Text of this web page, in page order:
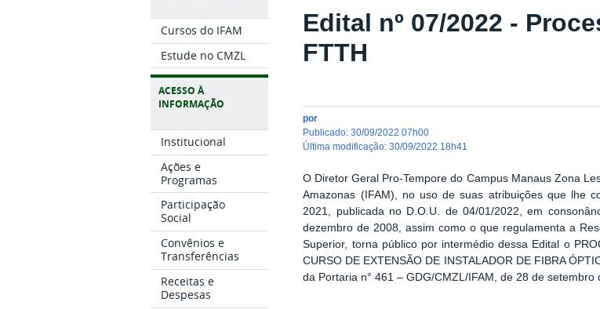
Cursos do IFAM
Estude no CMZL
ACESSO À
INFORMAÇÃO
Institucional
Ações e
Programas
Participação
Social
Convênios e
Transferências
Receitas e
Despesas
Edital nº 07/2022 -
FTTH
por
publicado:30/09/2022 07h00
última modificação:30/09/2022 18h41
O Diretor Geral Pro-Tempore do Campus Manaus Zona
Amazonas (IFAM), no uso de suas atribuições que lhe
2021, publicada no D.O.U. de 04/01/2022, em
dezembro de 2008, assim como o que regulamenta a
Superior, torna público por intermédio dessa Edital o
CURSO DE EXTENSÃO DE
INSTALADOR DE FIBRA
da Portaria n° 461 – GDG/CMZL/IFAM, de 28 de setembro